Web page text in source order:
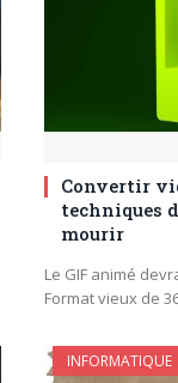
Convertir
techniques
mourir
Le GIF animé
Format vieux de
INFORMATIQUE